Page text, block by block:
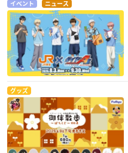
イベント ニュース
グッズ